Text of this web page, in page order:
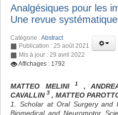
Analgésiques pour les
Une revue systématique
Catégorie :Abstract
Publication : 25 août 2021
Mis à jour : 29 avril 2022
Affichages : 1792
MATTEO MELINI 1 ,
CAVALLIN 3 , MATTEO
1. Scholar at Oral Surgery and
Biomedical and Neuromotor